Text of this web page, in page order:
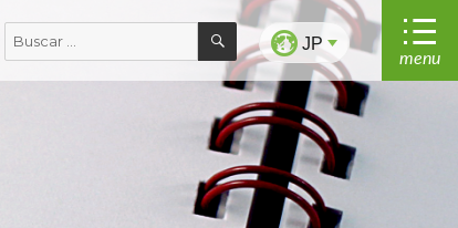
Buscar
por:
BUSCAR
JP
menu